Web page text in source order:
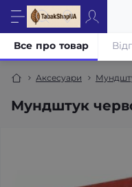
Аксесуари
Мундштук
Все про товар